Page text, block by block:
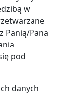
w
Panią/Pana
pod
danych